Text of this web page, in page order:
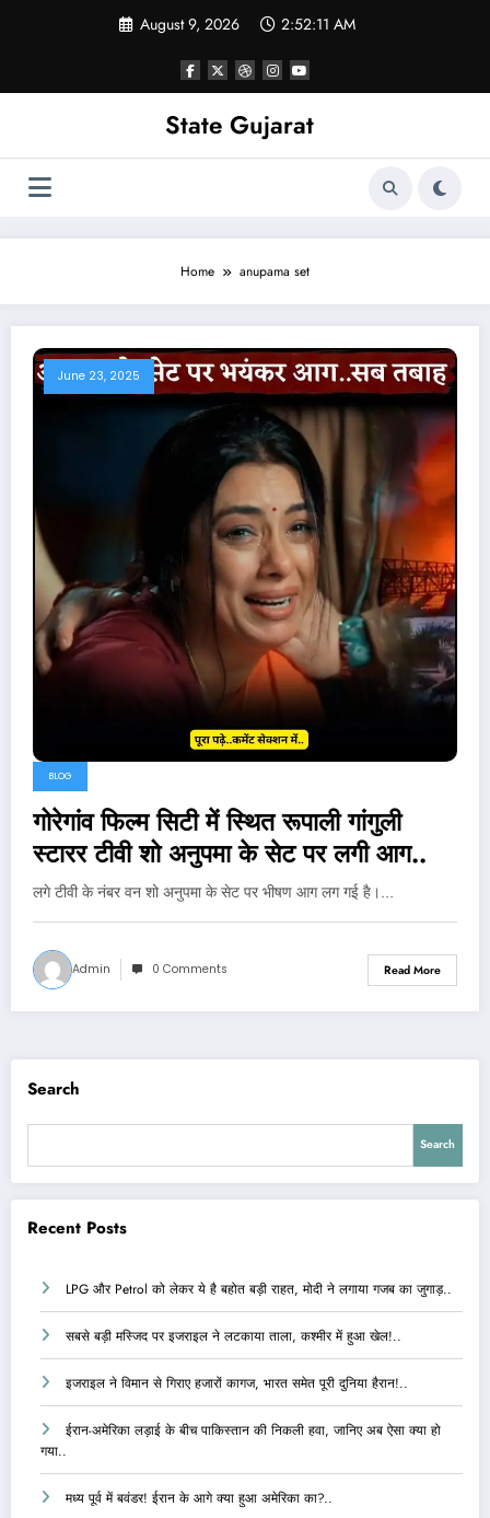
August 9, 2026 2:52:12 AM
State Gujarat
Home anupama set
June 23, 2025
BLOG
गोरेगांव फिल्म सिटी में स्थित रूपाली गांगुली
स्टारर टीवी शो अनुपमा के सेट पर लगी आग..
लगे टीवी के नंबर वन शो अनुपमा के सेट पर भीषण आग लग गई है।…
Admin 0 Comments Read More
Search
Search
Recent Posts
LPG और Petrol को लेकर ये है बहोत बड़ी राहत, मोदी ने लगाया गजब का जुगाड़..
सबसे बड़ी मस्जिद पर इजराइल ने लटकाया ताला, कश्मीर में हुआ खेल!..
इजराइल ने विमान से गिराए हजारों कागज, भारत समेत पूरी दुनिया हैरान!..
ईरान-अमेरिका लड़ाई के बीच पाकिस्तान की निकली हवा, जानिए अब ऐसा क्या हो
गया..
मध्य पूर्व में बवंडर! ईरान के आगे क्या हुआ अमेरिका का?..